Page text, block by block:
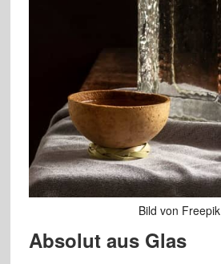
Bild von Freepik
Absolut aus Glas